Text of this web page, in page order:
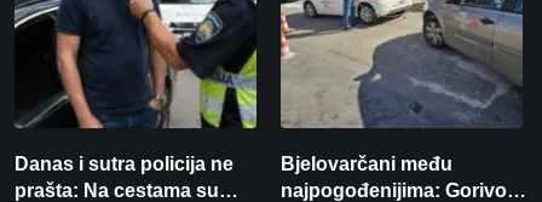
Danas i sutra policija ne
prašta: Na cestama su
Bjelovarčani među
najpogođenijima: Gorivo